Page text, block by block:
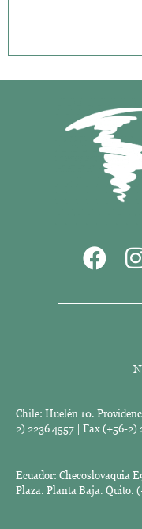
Chile: Huelén 10.
2) 2236 4557 | Fax (+56-2)
Ecuador: Checoslovaquia
Plaza. Planta Baja. Quito.